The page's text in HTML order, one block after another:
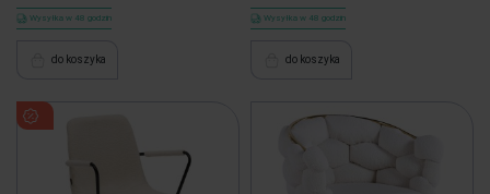
Wysyłka w 48 godzin
do koszyka
Wysyłka w 48 godzin
do koszyka